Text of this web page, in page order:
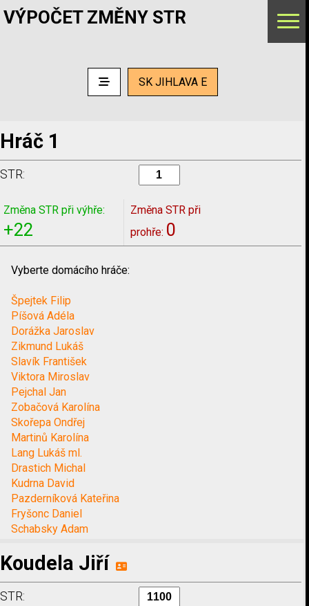
VÝPOČET ZMĚNY STR
SK JIHLAVA E
Hráč 1
STR:
Změna STR při výhře:
+22
Změna STR při
prohře: 0
Vyberte domácího hráče:
Špejtek Filip
Píšová Adéla
Dorážka Jaroslav
Zikmund Lukáš
Slavík František
Viktora Miroslav
Pejchal Jan
Zobačová Karolína
Skořepa Ondřej
Martinů Karolína
Lang Lukáš ml.
Drastich Michal
Kudrna David
Pazderníková Kateřina
Fryšonc Daniel
Schabsky Adam
Koudela Jiří
STR: